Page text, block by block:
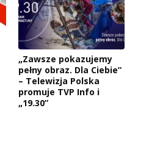
„Zawsze pokazujemy
pełny obraz. Dla Ciebie”
– Telewizja Polska
promuje TVP Info i
„19.30”